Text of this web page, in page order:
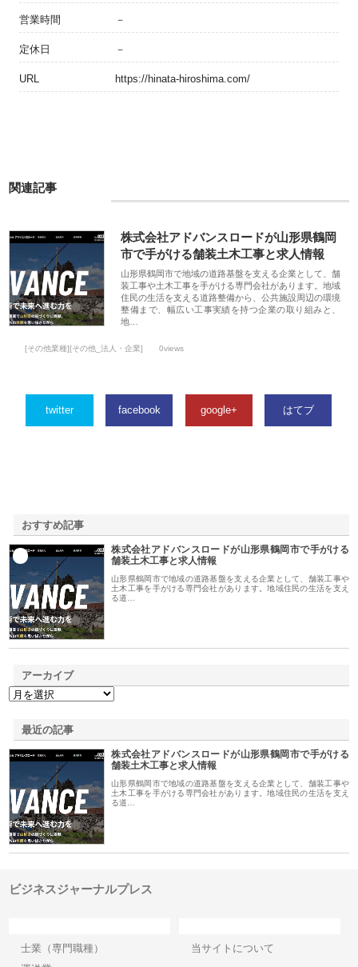
営業時間 －
定休日 －
URL https://hinata-hiroshima.com/
関連記事
株式会社アドバンスロードが山形県鶴岡
市で手がける舗装土木工事と求人情報
山形県鶴岡市で地域の道路基盤を支える企業として、舗
装工事や土木工事を手がける専門会社があります。地域
住民の生活を支える道路整備から、公共施設周辺の環境
整備まで、幅広い工事実績を持つ企業の取り組みと、
地…
[その他業種][その他_法人・企業] 0views
twitter facebook google+ はてブ
おすすめ記事
株式会社アドバンスロードが山形県鶴岡市で手がける
舗装土木工事と求人情報
山形県鶴岡市で地域の道路基盤を支える企業として、舗装工事や
土木工事を手がける専門会社があります。地域住民の生活を支え
る道…
アーカイブ
最近の記事
株式会社アドバンスロードが山形県鶴岡市で手がける
舗装土木工事と求人情報
山形県鶴岡市で地域の道路基盤を支える企業として、舗装工事や
土木工事を手がける専門会社があります。地域住民の生活を支え
る道…
ビジネスジャーナルプレス
士業（専門職種）
当サイトについて